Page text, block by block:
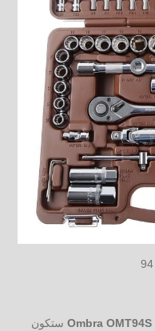
Ombra OMT94S ستكون